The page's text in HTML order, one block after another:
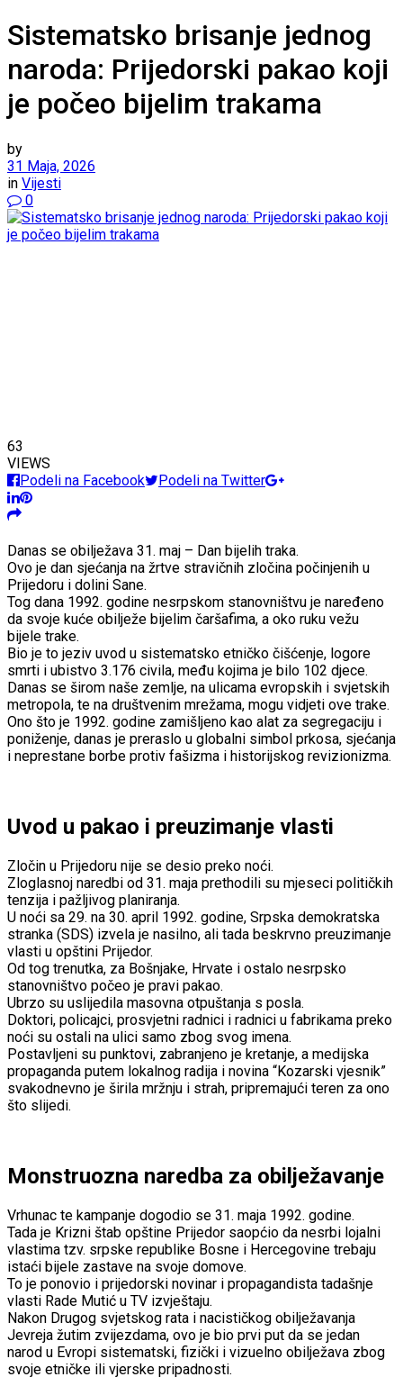
Sistematsko brisanje jednog
naroda: Prijedorski pakao koji
je počeo bijelim trakama
by
31 Maja, 2026
in Vijesti
0
63
VIEWS
Podeli na Facebook
Podeli na Twitter
Danas se obilježava 31. maj – Dan bijelih traka.
Ovo je dan sjećanja na žrtve stravičnih zločina počinjenih u
Prijedoru i dolini Sane.
Tog dana 1992. godine nesrpskom stanovništvu je naređeno
da svoje kuće obilježe bijelim čaršafima, a oko ruku vežu
bijele trake.
Bio je to jeziv uvod u sistematsko etničko čišćenje, logore
smrti i ubistvo 3.176 civila, među kojima je bilo 102 djece.
Danas se širom naše zemlje, na ulicama evropskih i svjetskih
metropola, te na društvenim mrežama, mogu vidjeti ove trake.
Ono što je 1992. godine zamišljeno kao alat za segregaciju i
poniženje, danas je preraslo u globalni simbol prkosa, sjećanja
i neprestane borbe protiv fašizma i historijskog revizionizma.
Uvod u pakao i preuzimanje vlasti
Zločin u Prijedoru nije se desio preko noći.
Zloglasnoj naredbi od 31. maja prethodili su mjeseci političkih
tenzija i pažljivog planiranja.
U noći sa 29. na 30. april 1992. godine, Srpska demokratska
stranka (SDS) izvela je nasilno, ali tada beskrvno preuzimanje
vlasti u opštini Prijedor.
Od tog trenutka, za Bošnjake, Hrvate i ostalo nesrpsko
stanovništvo počeo je pravi pakao.
Ubrzo su uslijedila masovna otpuštanja s posla.
Doktori, policajci, prosvjetni radnici i radnici u fabrikama preko
noći su ostali na ulici samo zbog svog imena.
Postavljeni su punktovi, zabranjeno je kretanje, a medijska
propaganda putem lokalnog radija i novina “Kozarski vjesnik”
svakodnevno je širila mržnju i strah, pripremajući teren za ono
što slijedi.
Monstruozna naredba za obilježavanje
Vrhunac te kampanje dogodio se 31. maja 1992. godine.
Tada je Krizni štab opštine Prijedor saopćio da nesrbi lojalni
vlastima tzv. srpske republike Bosne i Hercegovine trebaju
istaći bijele zastave na svoje domove.
To je ponovio i prijedorski novinar i propagandista tadašnje
vlasti Rade Mutić u TV izvještaju.
Nakon Drugog svjetskog rata i nacističkog obilježavanja
Jevreja žutim zvijezdama, ovo je bio prvi put da se jedan
narod u Evropi sistematski, fizički i vizuelno obilježava zbog
svoje etničke ili vjerske pripadnosti.